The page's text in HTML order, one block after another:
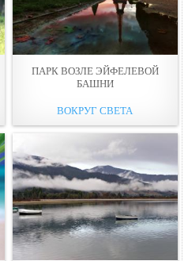
ПАРК ВОЗЛЕ ЭЙФЕЛЕВОЙ
БАШНИ
ВОКРУГ СВЕТА